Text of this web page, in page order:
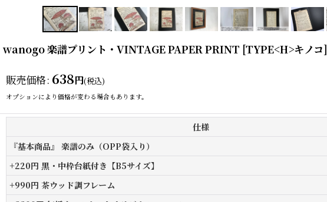
wanogo 楽譜プリント・VINTAGE PAPER PRINT [TYPE<H>キノコ]
販売価格: 638円(税込)
オプションにより価格が変わる場合もあります。
仕様
『基本商品』 楽譜のみ（OPP袋入り）
+220円 黒・中枠台紙付き【B5サイズ】
+990円 茶ウッド調フレーム